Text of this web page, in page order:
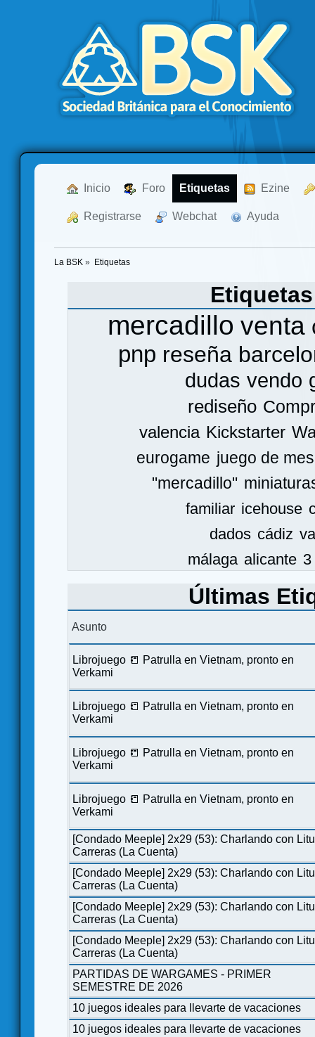
Inicio Foro Etiquetas Ezine
Registrarse Webchat Ayuda
La BSK » Etiquetas
mercadillo venta
pnp reseña
dudas vendo
rediseño
valencia Kickstarter
eurogame juego de
"mercadillo"
familiar icehouse
dados cádiz
málaga alicante
Últimas
Asunto
Librojuego 📒 Patrulla en Vietnam, pronto en
Verkami
Librojuego 📒 Patrulla en Vietnam, pronto en
Verkami
Librojuego 📒 Patrulla en Vietnam, pronto en
Verkami
Librojuego 📒 Patrulla en Vietnam, pronto en
Verkami
[Condado Meeple] 2x29 (53): Charlando con
Carreras (La Cuenta)
[Condado Meeple] 2x29 (53): Charlando con
Carreras (La Cuenta)
[Condado Meeple] 2x29 (53): Charlando con
Carreras (La Cuenta)
[Condado Meeple] 2x29 (53): Charlando con
Carreras (La Cuenta)
PARTIDAS DE WARGAMES - PRIMER
SEMESTRE DE 2026
10 juegos ideales para llevarte de vacaciones
10 juegos ideales para llevarte de vacaciones